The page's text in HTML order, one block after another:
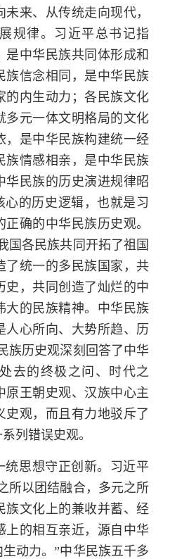
来、从传统走向现代，
规律。习近平总书记指
是中华民族共同体形成和
族信念相同，是中华民族
的内生动力；各民族文化
多元一体文明格局的文化
，是中华民族构建统一经
族情感相亲，是中华民族
华民族的历史演进规律昭
心的历史逻辑，也就是习
确的中华民族历史观。
国各民族共同开拓了祖国
了统一的多民族国家，共
史，共同创造了灿烂的中
大的民族精神。中华民族
人心所向、大势所趋、历
族历史观深刻回答了中华
去的终极之问、时代之
原王朝史观、汉族中心主
史观，而且有力地驳斥了
列错误史观。
统思想守正创新。习近平
所以团结融合，多元之所
族文化上的兼收并蓄、经
上的相互亲近，源自中华
动力。”中华民族五千多